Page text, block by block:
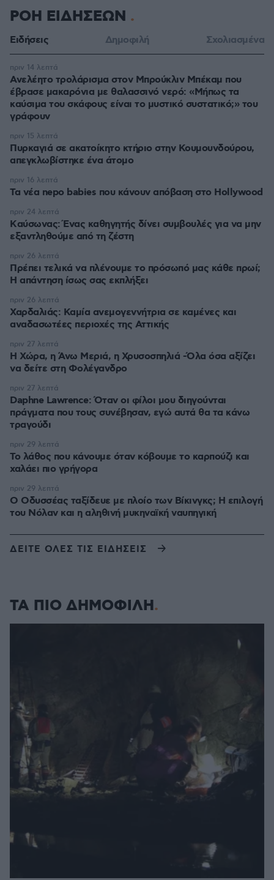
ΡΟΗ ΕΙΔΗΣΕΩΝ
Ειδήσεις Δημοφιλή Σχολιασμένα
Ανελέητο τρολάρισμα στον Μπρούκλιν Μπέκαμ που
έβρασε μακαρόνια με θαλασσινό νερό: «Μήπως τα
καύσιμα του σκάφους είναι το μυστικό συστατικό;» του
γράφουν
πριν 14 λεπτά
Πυρκαγιά σε ακατοίκητο κτήριο στην Κουμουνδούρου,
απεγκλωβίστηκε ένα άτομο
πριν 15 λεπτά
Τα νέα nepo babies που κάνουν απόβαση στο Hollywood
πριν 16 λεπτά
Kαύσωνας: Ένας καθηγητής δίνει συμβουλές για να μην
εξαντληθούμε από τη ζέστη
πριν 24 λεπτά
Πρέπει τελικά να πλένουμε το πρόσωπό μας κάθε πρωί;
Η απάντηση ίσως σας εκπλήξει
πριν 26 λεπτά
Χαρδαλιάς: Καμία ανεμογεννήτρια σε καμένες και
αναδασωτέες περιοχές της Αττικής
πριν 26 λεπτά
Η Χώρα, η Άνω Μεριά, η Χρυσοσπηλιά -Όλα όσα αξίζει
να δείτε στη Φολέγανδρο
πριν 27 λεπτά
Daphne Lawrence: Όταν οι φίλοι μου διηγούνται
πράγματα που τους συνέβησαν, εγώ αυτά θα τα κάνω
τραγούδι
πριν 27 λεπτά
Το λάθος που κάνουμε όταν κόβουμε το καρπούζι και
χαλάει πιο γρήγορα
πριν 29 λεπτά
Ο Οδυσσέας ταξίδευε με πλοίο των Βίκινγκς; Η επιλογή
του Νόλαν και η αληθινή μυκηναϊκή ναυπηγική
πριν 29 λεπτά
ΔΕΙΤΕ ΟΛΕΣ ΤΙΣ ΕΙΔΗΣΕΙΣ
ΤΑ ΠΙΟ ΔΗΜΟΦΙΛΗ